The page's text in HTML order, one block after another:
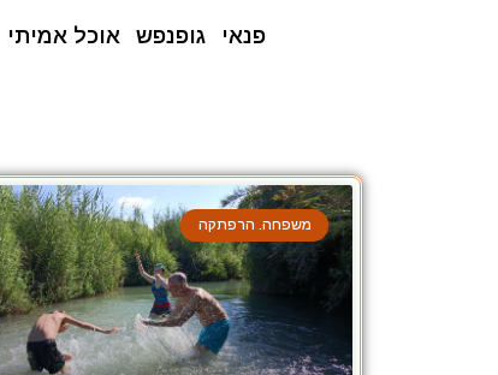
פנאי גופנפש אוכל אמיתי
משפחה. הרפתקה